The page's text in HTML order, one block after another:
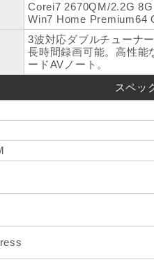
Corei7 2670QM/2.2G
Win7 Home Premium64
3波対応ダブルチューナ
長時間録画可能。高性能
ードAVノート。
スペッ